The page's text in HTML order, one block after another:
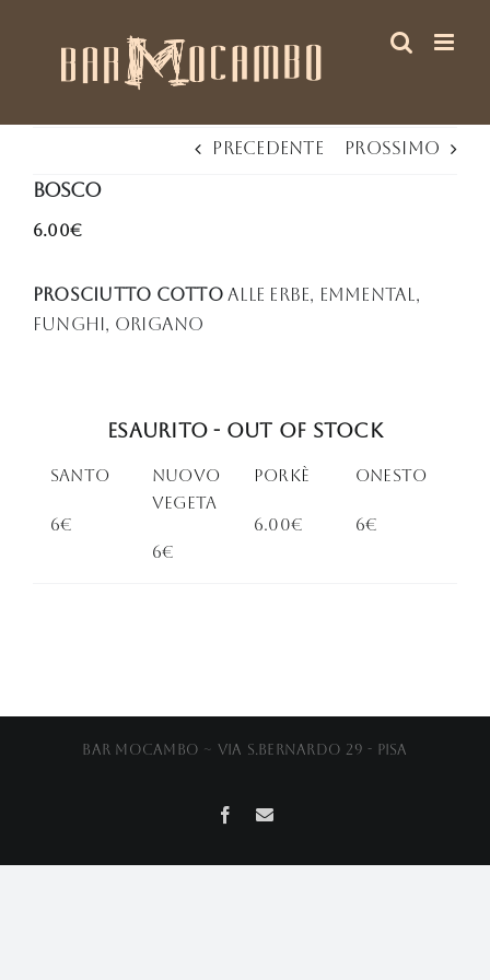
Precedente Prossimo
BOSCO
6.00€
Prosciutto cottoalle erbe, emmental,
funghi, origano
Esaurito - Out of stock
Santo
6€
Nuovo
Vegeta
6€
PORkè
6.00€
oNESTO
6€
Bar Mocambo ~ Via S.Bernardo 29 - Pisa
Facebook
Email